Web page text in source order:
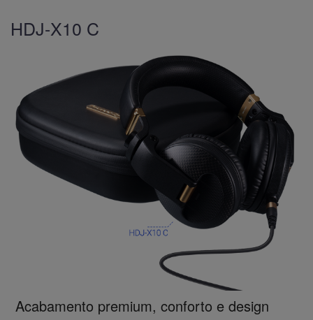
HDJ-X10 C
Acabamento premium, conforto e design